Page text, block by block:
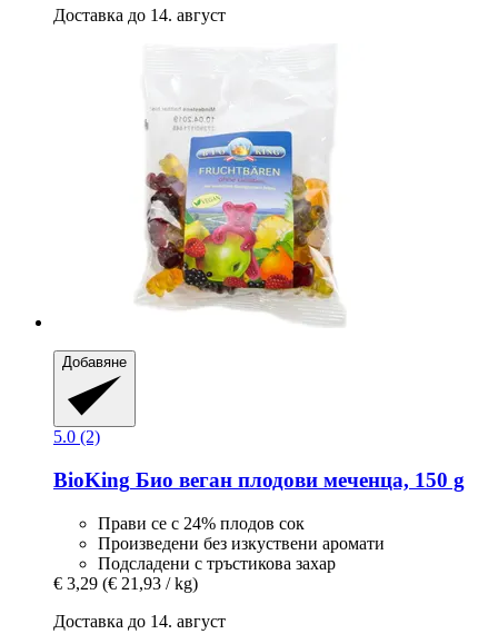
Доставка до 14. август
Добавяне
5.0 (2)
BioKing Био веган плодови меченца, 150 g
Прави се с 24% плодов сок
Произведени без изкуствени аромати
Подсладени с тръстикова захар
€ 3,29 (€ 21,93 / kg)
Доставка до 14. август